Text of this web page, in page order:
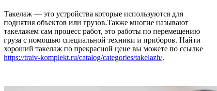
Такелаж — это устройства которые используются для
поднятия объектов или грузов.Также многие называют
такелажем сам процесс работ, это работы по перемещению
груза с помощью специальной техники и приборов. Найти
хороший такелаж по прекрасной цене вы можете по ссылке
https://traiv-komplekt.ru/catalog/categories/takelazh/.